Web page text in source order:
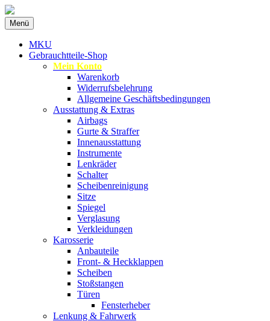
MKU Autoteile
Ersatzteile
Menü Zum
Inhalt
springen
MKU
Gebrauchtteile-Shop
Mein Konto
Warenkorb
Widerrufsbelehrung
Allgemeine Geschäftsbedingungen
Ausstattung & Extras
Airbags
Gurte & Straffer
Innenausstattung
Instrumente
Lenkräder
Schalter
Scheibenreinigung
Sitze
Spiegel
Verglasung
Verkleidungen
Karosserie
Anbauteile
Front- & Heckklappen
Scheiben
Stoßstangen
Türen
Fensterheber
Lenkung & Fahrwerk